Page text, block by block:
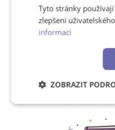
Chcete se
jak používat
Tyto stránky
zlepšení
informací
ZOBRAZIT
Nezbytně